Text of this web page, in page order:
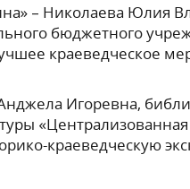
– Николаева Юлия
бюджетного
краеведческое
Игоревна,
краеведческую